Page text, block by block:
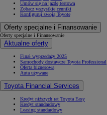
Umów się na jazdę testową
Zobacz wszystkie cenniki
Konfiguruj swoją Toyotę
Oferty specjalne i Finansowanie
Oferty specjalne i Finansowanie
Aktualne oferty
Finał wyprzedaży 2025
Samochody dostawcze Toyota Professional
Oferta biznesowa
Auta używane
Toyota Financial Services
Kredyt niższych rat Toyota Easy
Kredyt standardowy
Leasing standardowy